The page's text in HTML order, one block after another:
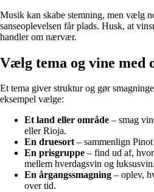
Musik kan skabe stemning, men vælg
sanseoplevelsen får plads. Husk, at
handler om nærvær.
Vælg tema og vine med
Et tema giver struktur og gør
eksempel vælge:
Et land eller område – smag
eller Rioja.
En druesort– sammenlign
En prisgruppe – find ud af,
mellem hverdagsvin og luksusvin.
En årgangssmagning – oplev,
over tid.